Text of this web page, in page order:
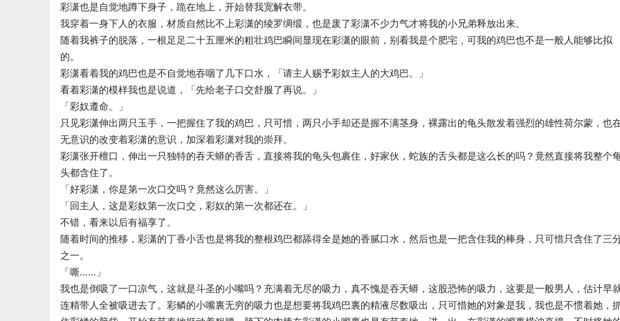
彩潇也是自觉地蹲下身子，跪在地上，开始替我宽解衣带。
我穿着一身下人的衣服，材质自然比不上彩潇的绫罗绸缎，也是废了彩潇不少力气才将我的小兄弟释放出来。
随着我裤子的脱落，一根足足二十五厘米的粗壮鸡巴瞬间显现在彩潇的眼前，别看我是个肥宅，可我的鸡巴也不是一般人能够比拟
的。
彩潇看着我的鸡巴也是不自觉地吞咽了几下口水，「请主人赐予彩奴主人的大鸡巴。」
看着彩潇的模样我也是说道，「先给老子口交舒服了再说。」
「彩奴遵命。」
只见彩潇伸出两只玉手，一把握住了我的鸡巴，只可惜，两只小手却还是握不满茎身，裸露出的龟头散发着强烈的雄性荷尔蒙，也
无意识的改变着彩潇的意识，加深着彩潇对我的崇拜。
彩潇张开檀口，伸出一只独特的吞天蟒的香舌，直接将我的龟头包裹住，好家伙，蛇族的舌头都是这么长的吗？竟然直接将我整个
头都含住了。
「好彩潇，你是第一次口交吗？竟然这么厉害。」
「回主人，这是彩奴第一次口交，彩奴的第一次都还在。」
不错，看来以后有福享了。
随着时间的推移，彩潇的丁香小舌也是将我的整根鸡巴都舔得全是她的香腻口水，然后也是一把含住我的棒身，只可惜只含住了三
之一。
「嘶……」
我也是倒吸了一口凉气，这就是斗圣的小嘴吗？充满着无尽的吸力，真不愧是吞天蟒，这股恐怖的吸力，这要是一般男人，估计早
连精带人全被吸进去了。彩鳞的小嘴裏无穷的吸力也是想要将我鸡巴裏的精液尽数吸出，只可惜她的对象是我，我也是不惯着她，